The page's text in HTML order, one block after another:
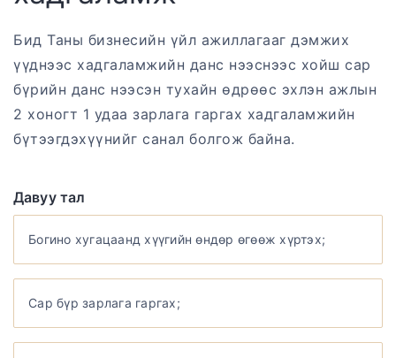
Бид Таны бизнесийн үйл ажиллагааг дэмжих
үүднээс хадгаламжийн данс нээснээс хойш сар
бүрийн данс нээсэн тухайн өдрөөс эхлэн ажлын
2 хоногт 1 удаа зарлага гаргах хадгаламжийн
бүтээгдэхүүнийг санал болгож байна.
Давуу тал
Богино хугацаанд хүүгийн өндөр өгөөж хүртэх;
Сар бүр зарлага гаргах;